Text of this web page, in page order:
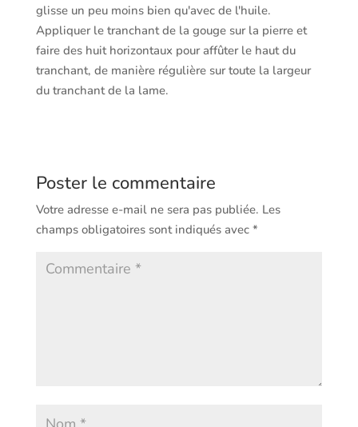
glisse un peu moins bien qu'avec de l'huile.
Appliquer le tranchant de la gouge sur la pierre et
faire des huit horizontaux pour affûter le haut du
tranchant, de manière régulière sur toute la largeur
du tranchant de la lame.
Poster le commentaire
Votre adresse e-mail ne sera pas publiée. Les
champs obligatoires sont indiqués avec *